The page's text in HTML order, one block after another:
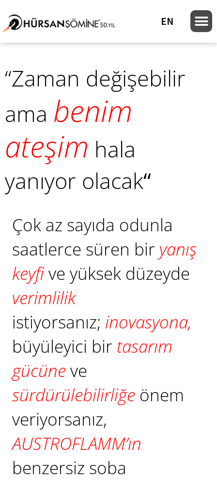
EN
“Zaman değişebilir
ama benim
ateşim hala
yanıyor olacak“
Çok az sayıda odunla
saatlerce süren bir yanış
keyfive yüksek düzeyde
verimlilik
istiyorsanız; inovasyona,
büyüleyici bir tasarım
gücüneve
sürdürülebilirliğe önem
veriyorsanız,
AUSTROFLAMM’ın
benzersiz soba